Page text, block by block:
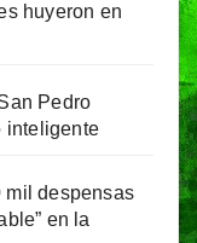
huyeron en
Pedro
inteligente
mil despensas
en la